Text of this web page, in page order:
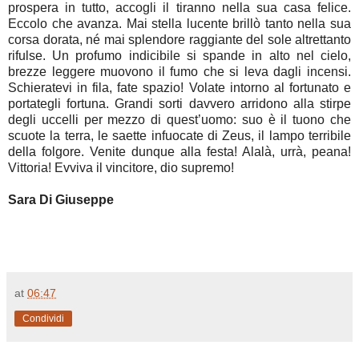
prospera in tutto, accogli il tiranno nella sua casa felice.
Eccolo che avanza. Mai stella lucente brillò tanto nella sua
corsa dorata, né mai splendore raggiante del sole altrettanto
rifulse. Un profumo indicibile si spande in alto nel cielo,
brezze leggere muovono il fumo che si leva dagli incensi.
Schieratevi in fila, fate spazio! Volate intorno al fortunato e
portategli fortuna. Grandi sorti davvero arridono alla stirpe
degli uccelli per mezzo di quest’uomo: suo è il tuono che
scuote la terra, le saette infuocate di Zeus, il lampo terribile
della folgore. Venite dunque alla festa! Alalà, urrà, peana!
Vittoria! Evviva il vincitore, dio supremo!
Sara Di Giuseppe
at 06:47
Condividi